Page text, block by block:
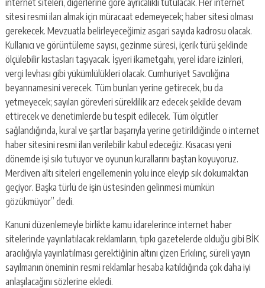
sitesi resmi ilan almak için müracaat edemeyecek; haber sitesi olması
gerekecek. Mevzuatla belirleyeceğimiz asgari sayıda kadrosu olacak.
Kullanıcı ve görüntüleme sayısı, gezinme süresi, içerik türü şeklinde
ölçülebilir kıstasları taşıyacak. İşyeri ikametgahı, yerel idare izinleri,
vergi levhası gibi yükümlülükleri olacak. Cumhuriyet Savcılığına
beyannamesini verecek. Tüm bunları yerine getirecek, bu da
yetmeyecek; sayılan görevleri süreklilik arz edecek şekilde devam
ettirecek ve denetimlerde bu tespit edilecek. Tüm ölçütler
sağlandığında, kural ve şartlar başarıyla yerine getirildiğinde o internet
haber sitesini resmi ilan verilebilir kabul edeceğiz. Kısacası yeni
dönemde işi sıkı tutuyor ve oyunun kurallarını baştan koyuyoruz.
Merdiven altı siteleri engellemenin yolu ince eleyip sık dokumaktan
geçiyor. Başka türlü de işin üstesinden gelinmesi mümkün
gözükmüyor” dedi.
Kanuni düzenlemeyle birlikte kamu idarelerince internet haber
sitelerinde yayınlatılacak reklamların, tıpkı gazetelerde olduğu gibi BİK
aracılığıyla yayınlatılması gerektiğinin altını çizen Erkılınç, süreli yayın
sayılmanın öneminin resmi reklamlar hesaba katıldığında çok daha iyi
anlaşılacağını sözlerine ekledi.